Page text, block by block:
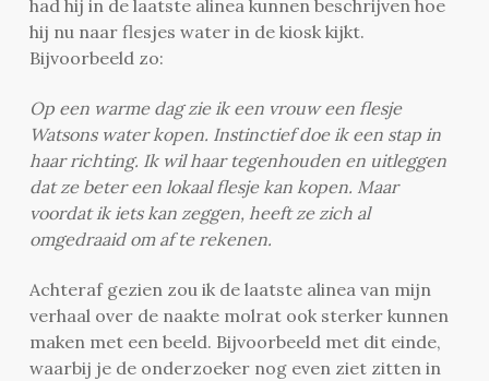
had hij in de laatste alinea kunnen beschrijven hoe
hij nu naar flesjes water in de kiosk kijkt.
Bijvoorbeeld zo:
Op een warme dag zie ik een vrouw een flesje
Watsons water kopen. Instinctief doe ik een stap in
haar richting. Ik wil haar tegenhouden en uitleggen
dat ze beter een lokaal flesje kan kopen. Maar
voordat ik iets kan zeggen, heeft ze zich al
omgedraaid om af te rekenen.
Achteraf gezien zou ik de laatste alinea van mijn
verhaal over de naakte molrat ook sterker kunnen
maken met een beeld. Bijvoorbeeld met dit einde,
waarbij je de onderzoeker nog even ziet zitten in